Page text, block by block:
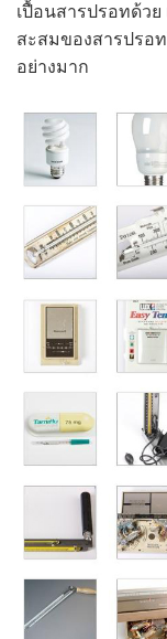
เปื้อนสารปรอทด้วย
สะสมของสารปรอ
อย่างมาก